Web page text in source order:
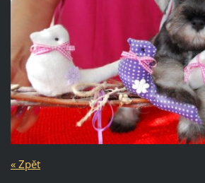
« Zpět